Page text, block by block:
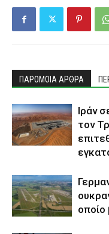
ΠΑΡΟΜΟΙΑ ΑΡΘΡΑ
Ιράν
τον